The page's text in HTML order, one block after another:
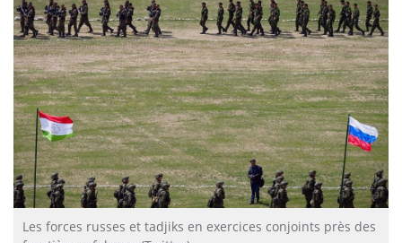
Les forces russes et tadjiks en exercices conjoints près des